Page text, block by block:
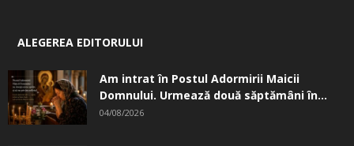
ALEGEREA EDITORULUI
Am intrat în Postul Adormirii Maicii
Domnului. Urmează două săptămâni în...
04/08/2026